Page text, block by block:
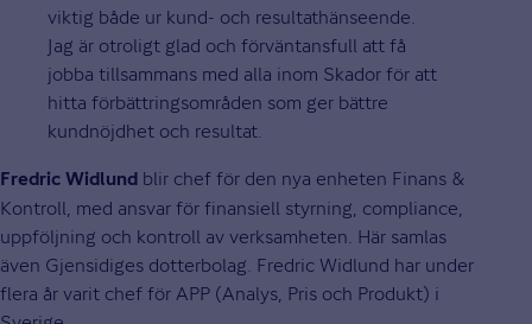
viktig både ur kund- och resultathänseende.
Jag är otroligt glad och förväntansfull att få
jobba tillsammans med alla inom Skador för att
hitta förbättringsområden som ger bättre
kundnöjdhet och resultat.
Fredric Widlund blir chef för den nya enheten Finans &
Kontroll, med ansvar för finansiell styrning, compliance,
uppföljning och kontroll av verksamheten. Här samlas
även Gjensidiges dotterbolag. Fredric Widlund har under
flera år varit chef för APP (Analys, Pris och Produkt) i